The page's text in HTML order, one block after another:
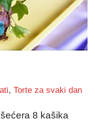
, Torte za svaki dan
8 kašika